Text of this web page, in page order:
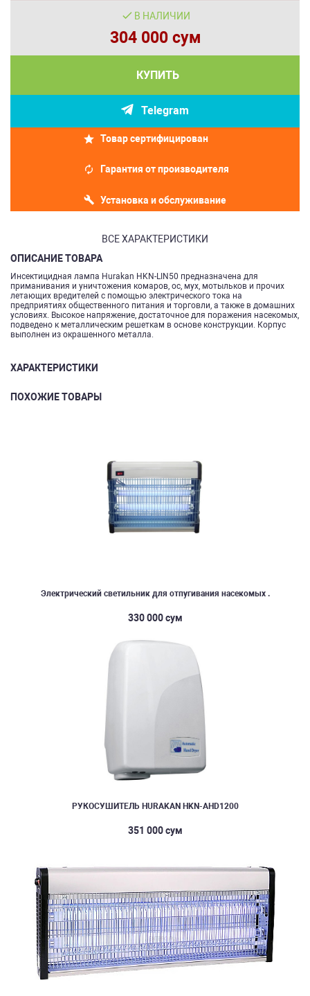
В НАЛИЧИИ
304 000 сум
КУПИТЬ
Telegram
Товар сертифицирован
Гарантия от производителя
Установка и обслуживание
ВСЕ ХАРАКТЕРИСТИКИ
ОПИСАНИЕ ТОВАРА
Инсектицидная лампа Hurakan HKN-LIN50 предназначена для
приманивания и уничтожения комаров, ос, мух, мотыльков и прочих
летающих вредителей с помощью электрического тока на
предприятиях общественного питания и торговли, а также в домашних
условиях. Высокое напряжение, достаточное для поражения насекомых,
подведено к металлическим решеткам в основе конструкции. Корпус
выполнен из окрашенного металла.
ХАРАКТЕРИСТИКИ
ПОХОЖИЕ ТОВАРЫ
Электрический светильник для отпугивания насекомых .
330 000 сум
РУКОСУШИТЕЛЬ HURAKAN HKN-AHD1200
351 000 сум